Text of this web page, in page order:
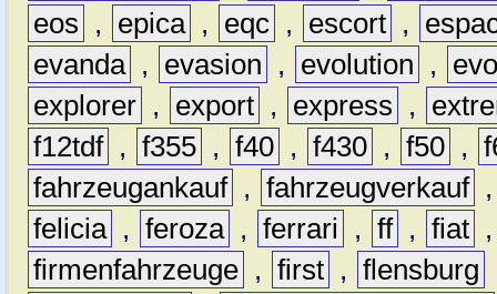
eos
, epica , eqc , escort ,
evanda , evasion , evolution ,
explorer , export , express ,
f12tdf , f355 , f40 , f430 , f50 ,
fahrzeugankauf , fahrzeugverkauf
felicia , feroza , ferrari , ff , fiat
firmenfahrzeuge , first , flensburg